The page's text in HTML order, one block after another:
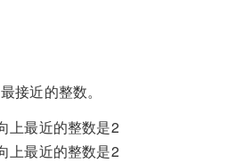
接近的整数。
上最近的整数是2
上最近的整数是2